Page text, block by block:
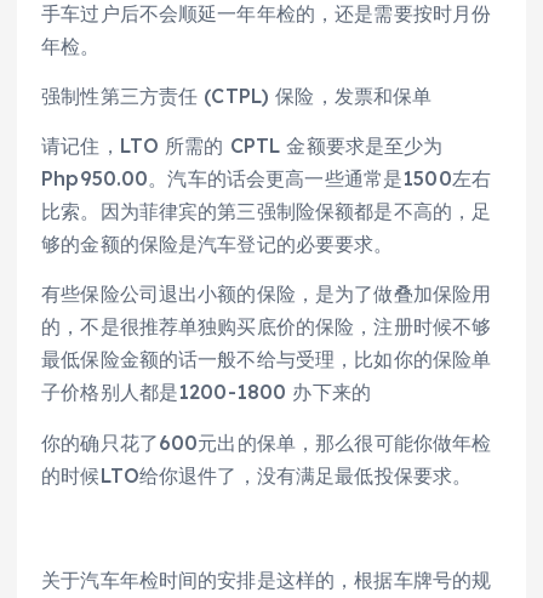
手车过户后不会顺延一年年检的，还是需要按时月份
年检。
强制性第三方责任 (CTPL) 保险，发票和保单
请记住，LTO 所需的 CPTL 金额要求是至少为
Php950.00。汽车的话会更高一些通常是1500左右
比索。因为菲律宾的第三强制险保额都是不高的，足
够的金额的保险是汽车登记的必要要求。
有些保险公司退出小额的保险，是为了做叠加保险用
的，不是很推荐单独购买底价的保险，注册时候不够
最低保险金额的话一般不给与受理，比如你的保险单
子价格别人都是1200-1800 办下来的
你的确只花了600元出的保单，那么很可能你做年检
的时候LTO给你退件了，没有满足最低投保要求。
关于汽车年检时间的安排是这样的，根据车牌号的规